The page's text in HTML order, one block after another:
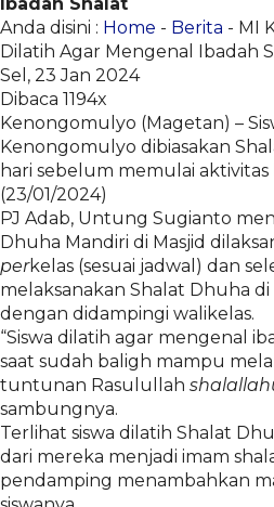
Anda disini : Home - Berita - MI
Dilatih Agar Mengenal Ibadah
Sel, 23 Jan 2024
Dibaca 1194x
Kenongomulyo (Magetan) –
Kenongomulyo dibiasakan
hari sebelum memulai aktivitas
(23/01/2024)
PJ Adab, Untung Sugianto
Dhuha Mandiri di Masjid
perkelas (sesuai jadwal) dan
melaksanakan Shalat Dhuha di
dengan didampingi walikelas.
“Siswa dilatih agar mengenal
saat sudah baligh mampu
tuntunan Rasulullah
sambungnya.
Terlihat siswa dilatih Shalat
dari mereka menjadi imam
pendamping menambahkan